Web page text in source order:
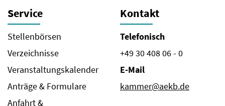
Service
Stellenbörsen
Verzeichnisse
Veranstaltungskalender
Anträge & Formulare
Anfahrt &
Kontakt
Telefonisch
+49 30 408 06 - 0
E-Mail
kammer@aekb.de